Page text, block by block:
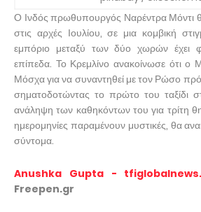
Ο Ινδός πρωθυπουργός Ναρέντρα Μόντι
στις αρχές Ιουλίου, σε μια κομβική
εμπόριο μεταξύ των δύο χωρών έχει
επίπεδα. Το Κρεμλίνο ανακοίνωσε ότι ο
Μόσχα για να συναντηθεί με τον Ρώσο
σηματοδοτώντας το πρώτο του ταξίδι
ανάληψη των καθηκόντων του για τρίτη
ημερομηνίες παραμένουν μυστικές, θα
σύντομα.
Anushka Gupta -
Freepen.gr